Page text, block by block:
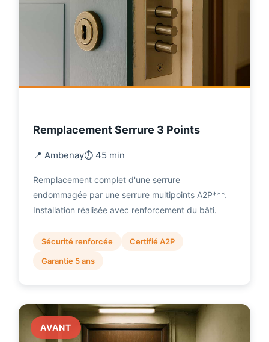
Remplacement Serrure 3 Points
📍 Ambenay⏱️ 45 min
Remplacement complet d'une serrure
endommagée par une serrure multipoints A2P***.
Installation réalisée avec renforcement du bâti.
Sécurité renforcée
Certifié A2P
Garantie 5 ans
AVANT